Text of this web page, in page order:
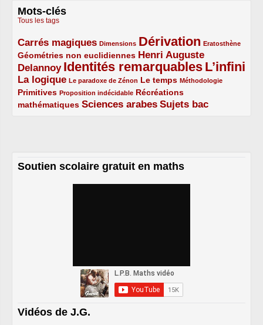
Mots-clés
Tous les tags
Carrés magiques
3/5 Dimensions
1/5 Dérivation
5/5 Eratosthène
1/5
Géométries non euclidiennes
2/5
Henri Auguste
Delannoy
3/5 Identités remarquables
5/5 L’infini
5/5
La logique
3/5 Le paradoxe de Zénon
1/5 Le temps
2/5 Méthodologie
1/5
Primitives
2/5 Proposition indécidable
1/5
Récréations
mathématiques
2/5 Sciences arabes
3/5 Sujets bac
3/5
Soutien scolaire gratuit en maths
Vidéos de J.G.